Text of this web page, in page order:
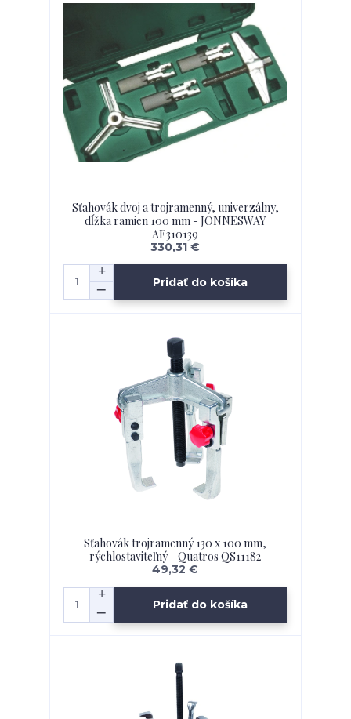
Sťahovák dvoj a trojramenný, univerzálny,
dĺžka ramien 100 mm - JONNESWAY
AE310139
330,31 €
Pridať do košíka
Sťahovák trojramenný 130 x 100 mm,
rýchlostaviteľný - Quatros QS11182
49,32 €
Pridať do košíka